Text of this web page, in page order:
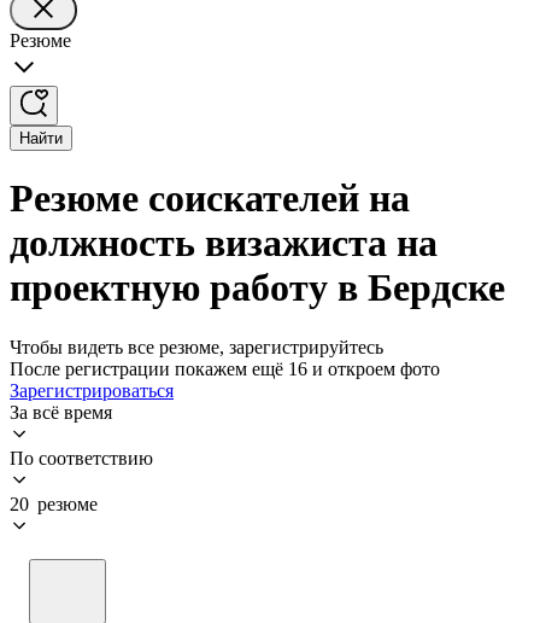
Резюме
Найти
Резюме соискателей на
должность визажиста на
проектную работу в Бердске
Чтобы видеть все резюме, зарегистрируйтесь
После регистрации покажем ещё 16 и откроем фото
Зарегистрироваться
За всё время
По соответствию
20 резюме